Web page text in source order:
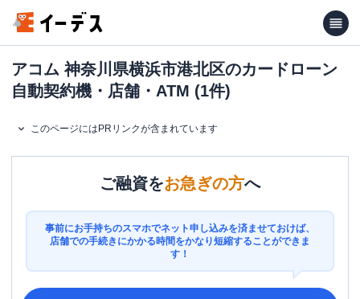
アコム 神奈川県横浜市港北区のカードローン
自動契約機・店舗・ATM (1件)
このページにはPRリンクが含まれています
ご融資をお急ぎの方へ
事前にお手持ちのスマホでネット申し込みを済ませておけば、
店舗での手続きにかかる時間をかなり短縮することができま
す！